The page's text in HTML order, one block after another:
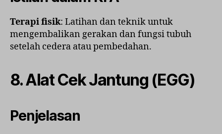
Terapi fisik: Latihan dan teknik untuk
mengembalikan gerakan dan fungsi tubuh
setelah cedera atau pembedahan.
8.Alat Cek Jantung (EGG)
Penjelasan